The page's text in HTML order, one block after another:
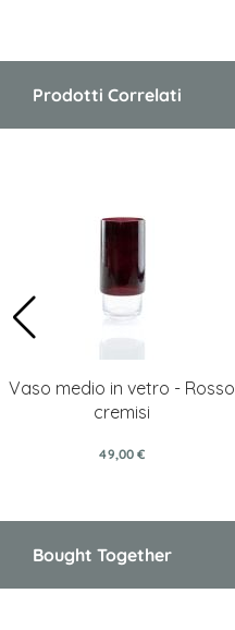
Prodotti Correlati
Vaso medio in vetro - Rosso
cremisi
49,00 €
Bought Together